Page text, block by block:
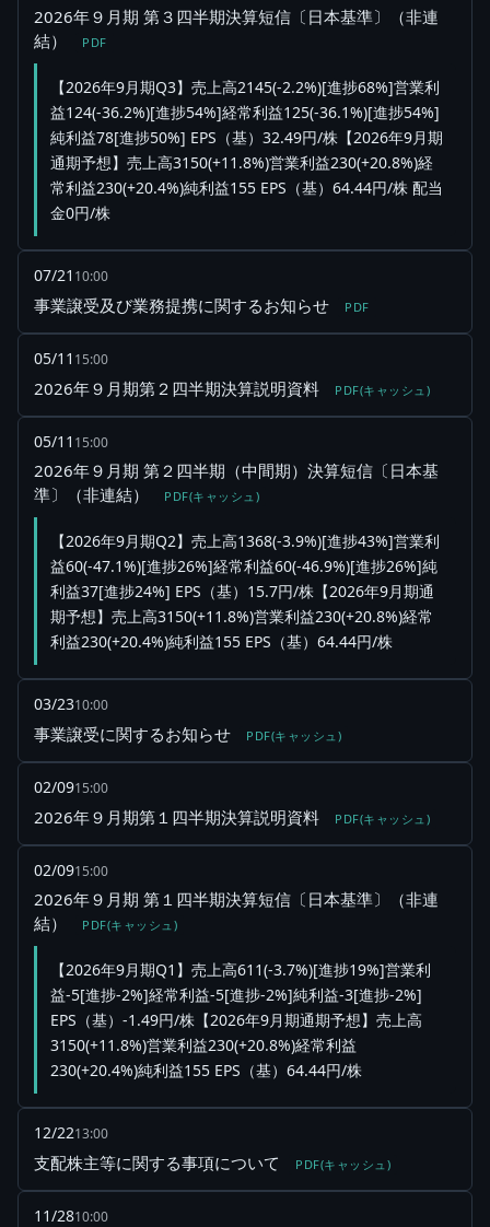
2026年９月期 第３四半期決算短信〔日本基準〕（非連
結）
PDF
【2026年9月期Q3】売上高2145(-2.2%)[進捗68%]営業利
益124(-36.2%)[進捗54%]経常利益125(-36.1%)[進捗54%]
純利益78[進捗50%] EPS（基）32.49円/株【2026年9月期
通期予想】売上高3150(+11.8%)営業利益230(+20.8%)経
常利益230(+20.4%)純利益155 EPS（基）64.44円/株 配当
金0円/株
07/21 10:00
事業譲受及び業務提携に関するお知らせ PDF
05/11 15:00
2026年９月期第２四半期決算説明資料 PDF(キャッシュ)
05/11 15:00
2026年９月期 第２四半期（中間期）決算短信〔日本基
準〕（非連結）
PDF(キャッシュ)
【2026年9月期Q2】売上高1368(-3.9%)[進捗43%]営業利
益60(-47.1%)[進捗26%]経常利益60(-46.9%)[進捗26%]純
利益37[進捗24%] EPS（基）15.7円/株【2026年9月期通
期予想】売上高3150(+11.8%)営業利益230(+20.8%)経常
利益230(+20.4%)純利益155 EPS（基）64.44円/株
03/2310:00
事業譲受に関するお知らせ PDF(キャッシュ)
02/0915:00
2026年９月期第１四半期決算説明資料 PDF(キャッシュ)
02/0915:00
2026年９月期 第１四半期決算短信〔日本基準〕（非連
結）
PDF(キャッシュ)
【2026年9月期Q1】売上高611(-3.7%)[進捗19%]営業利
益-5[進捗-2%]経常利益-5[進捗-2%]純利益-3[進捗-2%]
EPS（基）-1.49円/株【2026年9月期通期予想】売上高
3150(+11.8%)営業利益230(+20.8%)経常利益
230(+20.4%)純利益155 EPS（基）64.44円/株
12/2213:00
支配株主等に関する事項について PDF(キャッシュ)
11/2810:00